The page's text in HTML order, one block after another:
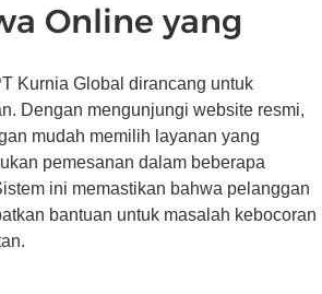
Online yang
Kurnia Global dirancang untuk
Dengan mengunjungi website resmi,
mudah memilih layanan yang
pemesanan dalam beberapa
ini memastikan bahwa pelanggan
bantuan untuk masalah kebocoran